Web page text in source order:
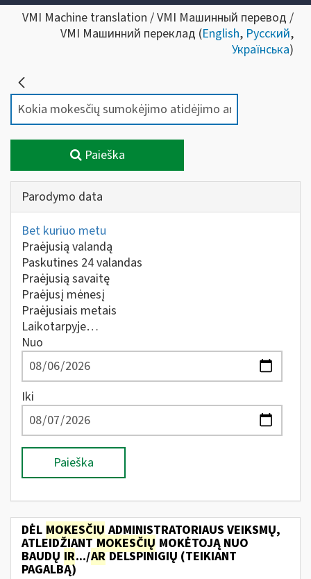
VMI Machine translation / VMI Машинный перевод /
VMI Машинний переклад (English, Русский,
Українська)
Paieška
Parodymo data
Bet kuriuo metu
Praėjusią valandą
Paskutines 24 valandas
Praėjusią savaitę
Praėjusį mėnesį
Praėjusiais metais
Laikotarpyje…
Nuo
Iki
Paieška
DĖL MOKESČIŲ ADMINISTRATORIAUS VEIKSMŲ,
ATLEIDŽIANTMOKESČIŲ MOKĖTOJĄ NUO
BAUDŲ IR.../ARDELSPINIGIŲ (TEIKIANT
PAGALBĄ)